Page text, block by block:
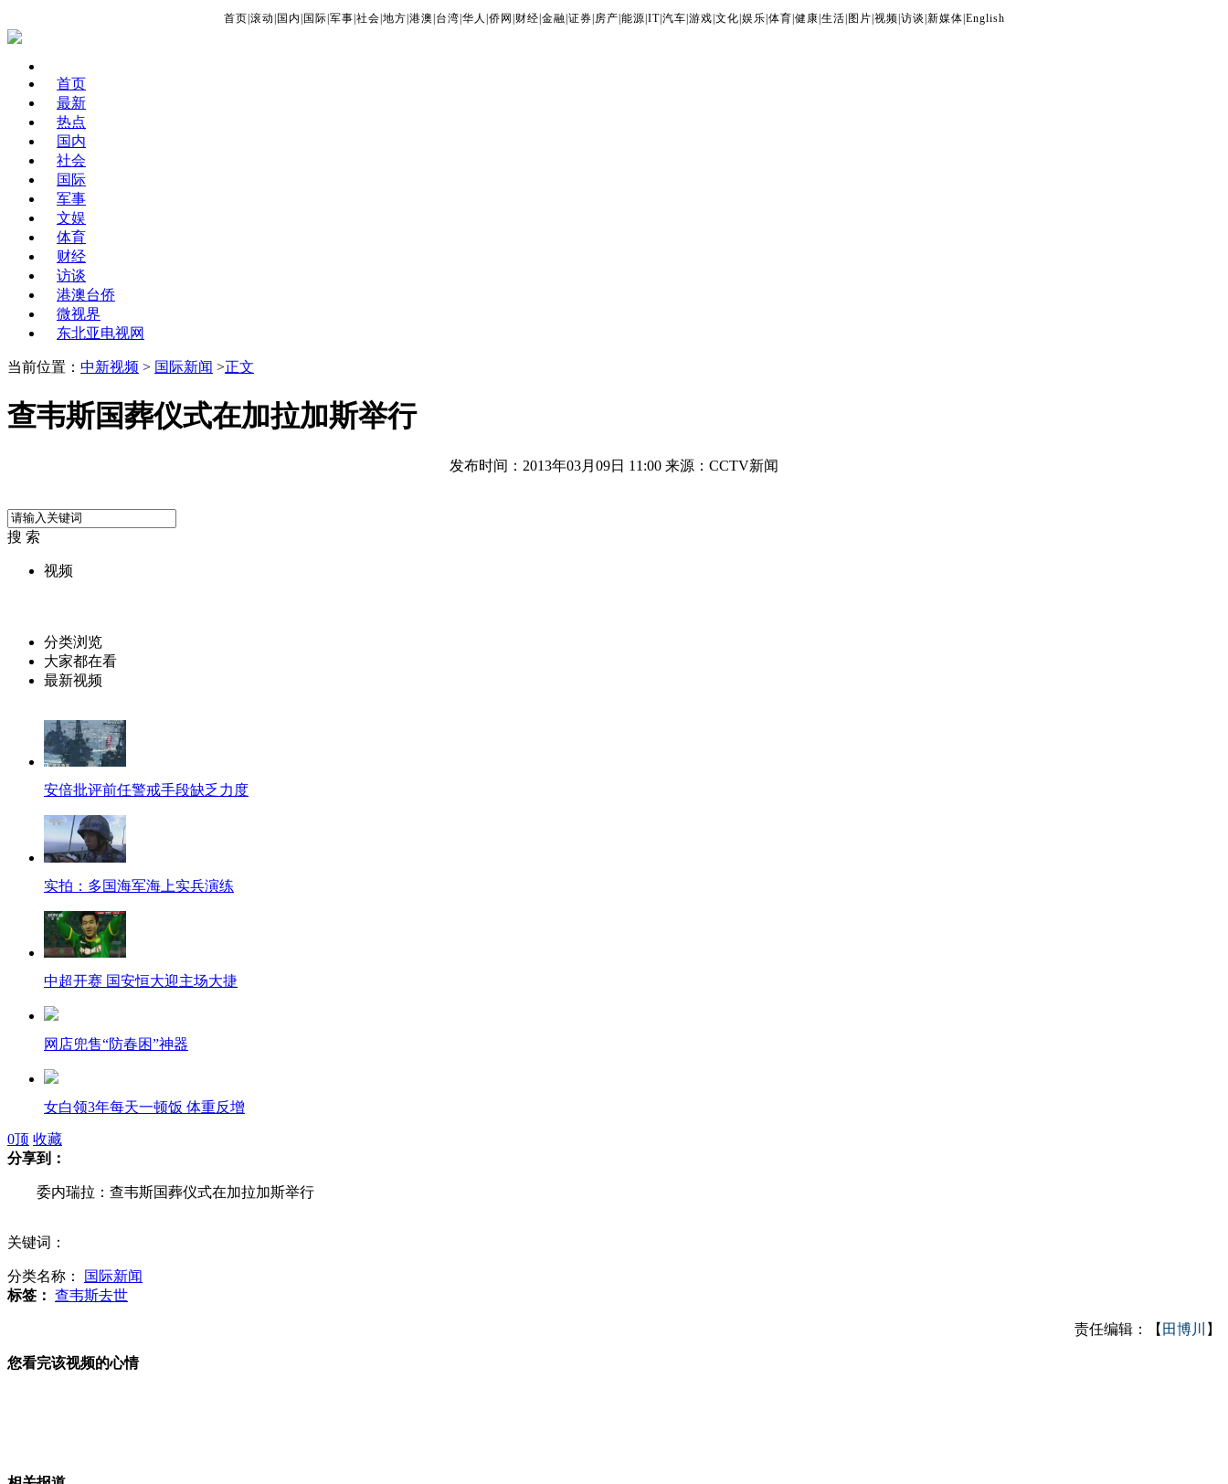
首页 滚动 国内 国际 军事 社会 地方 港澳 台湾 华人 侨网 财经 金融 证券 房产 能源 IT| 汽车 游戏 文化 娱乐 体育 健康 生活 图片 视频 访谈 新媒体 English
首页
最新
热点
国内
社会
国际
军事
文娱
体育
财经
访谈
港澳台侨
微视界
东北亚电视网
当前位置： 中新视频 > 国际新闻 >正文
查韦斯国葬仪式在加拉加斯举行
发布时间：2013年03月09日 11:00 来源：CCTV新闻
搜 索
视频
分类浏览
大家都在看
最新视频
安倍批评前任警戒手段缺乏力度
实拍：多国海军海上实兵演练
中超开赛 国安恒大迎主场大捷
网店兜售“防春困”神器
女白领3年每天一顿饭 体重反增
英球员因争球头部血管破裂猝死
老师“三八节”写文章称赞老婆
男子掏10万元带女友去整形
0顶 收藏
分享到：
委内瑞拉：查韦斯国葬仪式在加拉加斯举行
关键词：
分类名称：
国际新闻
标签： 查韦斯去世
责任编辑：【 田博川 】
您看完该视频的心情